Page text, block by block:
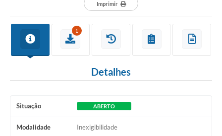
Imprimir
1
Detalhes
Situação ABERTO
Modalidade Inexigibilidade